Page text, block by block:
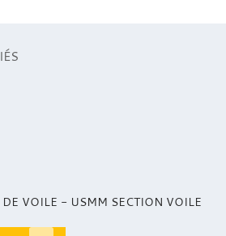
DE VOILE - USMM SECTION VOILE